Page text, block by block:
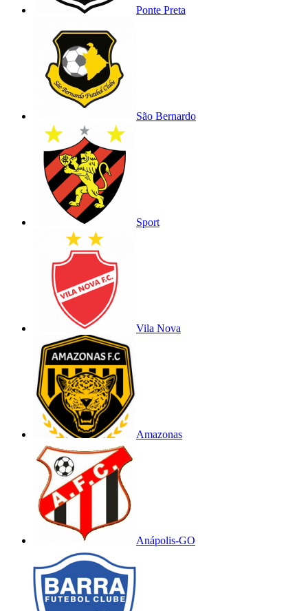
Ponte Preta
São Bernardo
Sport
Vila Nova
Amazonas
Anápolis-GO